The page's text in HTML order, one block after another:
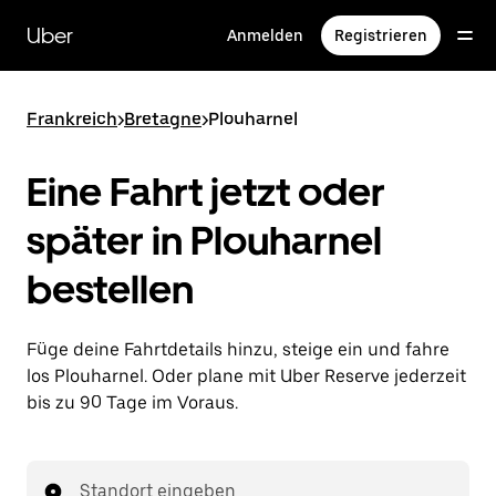
zum
Hauptinhalt
Uber Anmelden Registrieren
Frankreich>Bretagne>Plouharnel
Eine Fahrt jetzt oder
später in Plouharnel
bestellen
Füge deine Fahrtdetails hinzu, steige ein und fahre
los Plouharnel. Oder plane mit Uber Reserve jederzeit
bis zu 90 Tage im Voraus.
Standort eingeben